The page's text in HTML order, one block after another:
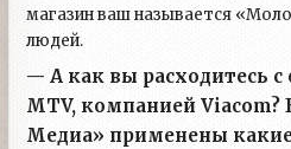
магазин ваш называется
людей.
— А как вы расходитесь с
МТV, компанией Viacom?
Медиа» применены